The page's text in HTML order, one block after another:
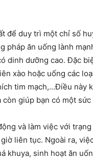
để duy trì một chỉ số
pháp ăn uống lành
dinh dưỡng cao. Đặc
xào hoặc uống các
tim mạch,…Điều này
còn giúp bạn có một
và làm việc với
liên tục. Ngoài ra,
khuya, sinh hoạt ăn